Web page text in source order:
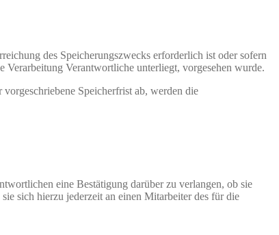
des Speicherungszwecks erforderlich ist oder sofern
Verarbeitung Verantwortliche unterliegt, vorgesehen wurde.
Speicherfrist ab, werden die
eine Bestätigung darüber zu verlangen, ob sie
sich hierzu jederzeit an einen Mitarbeiter des für die